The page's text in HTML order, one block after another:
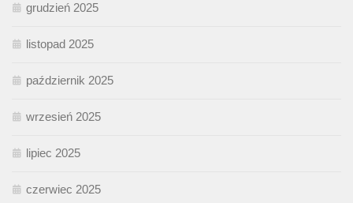
grudzień 2025
listopad 2025
październik 2025
wrzesień 2025
lipiec 2025
czerwiec 2025